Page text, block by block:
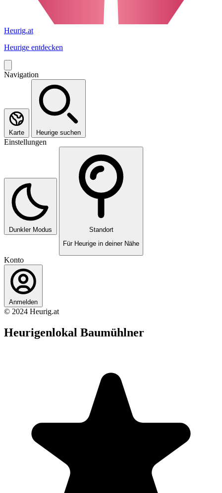
Heurig.at
Heurige entdecken
Navigation
Karte Heurige suchen
Einstellungen
Dunkler Modus
Standort
Für Heurige in deiner Nähe
Konto
Anmelden
© 2024 Heurig.at
Heurigenlokal Baumühlner